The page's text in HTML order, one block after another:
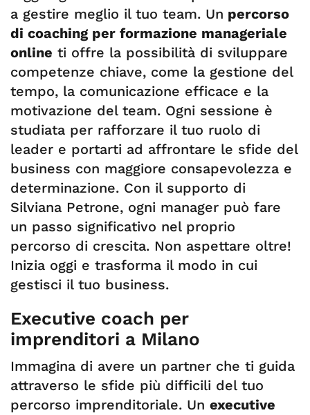
a gestire meglio il tuo team. Un percorso
di coaching per formazione manageriale
online ti offre la possibilità di sviluppare
competenze chiave, come la gestione del
tempo, la comunicazione efficace e la
motivazione del team. Ogni sessione è
studiata per rafforzare il tuo ruolo di
leader e portarti ad affrontare le sfide del
business con maggiore consapevolezza e
determinazione. Con il supporto di
Silviana Petrone, ogni manager può fare
un passo significativo nel proprio
percorso di crescita. Non aspettare oltre!
Inizia oggi e trasforma il modo in cui
gestisci il tuo business.
Executive coach per
imprenditori a Milano
Immagina di avere un partner che ti guida
attraverso le sfide più difficili del tuo
percorso imprenditoriale. Un executive